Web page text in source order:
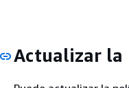
Actualizar la